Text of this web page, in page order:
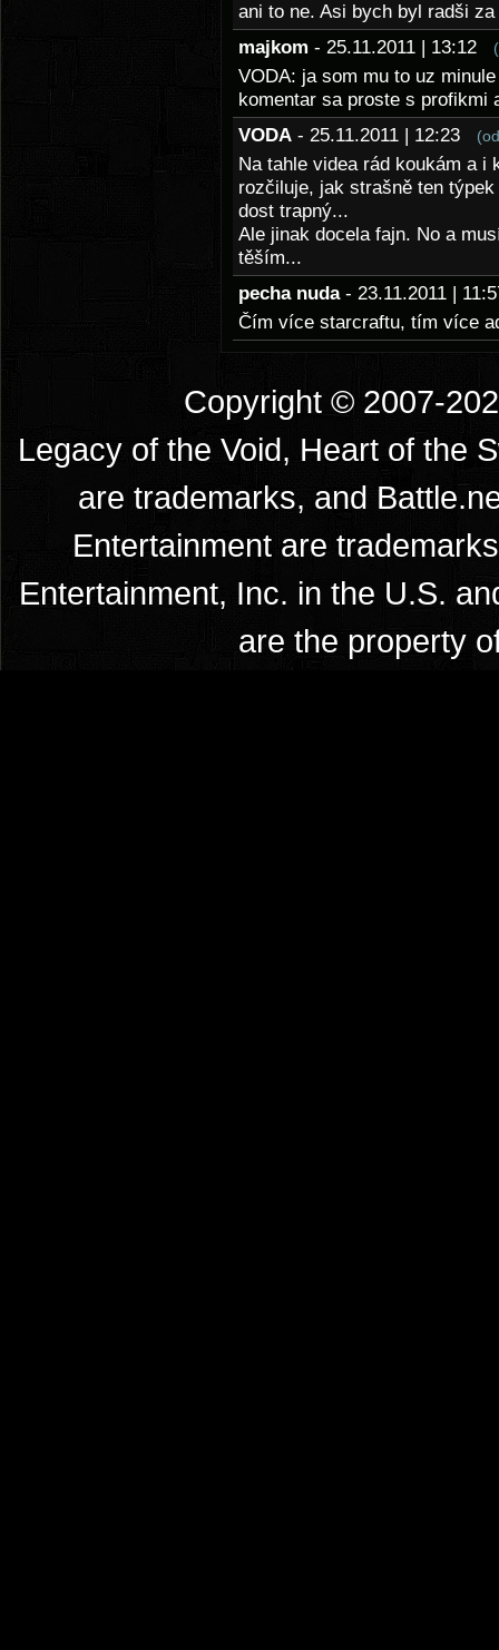
ani to ne. Asi bych byl radši
majkom - 25.11.2011 | 13:12
VODA: ja som mu to uz
komentar sa proste s profikmi
VODA - 25.11.2011 | 12:23
Na tahle videa rád koukám a i
rozčiluje, jak strašně ten
dost trapný...
Ale jinak docela fajn. No a
těším...
pecha nuda - 23.11.2011 |
Čím více starcraftu, tím více
Copyright © 2007-
Legacy of the Void, Heart of the
are trademarks, and
Entertainment are
Entertainment, Inc. in the U.S.
are the property